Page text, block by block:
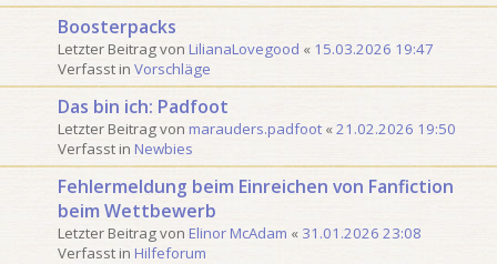
Boosterpacks
Letzter Beitrag von LilianaLovegood « 15.03.2026 19:47
Verfasst in Vorschläge
Das bin ich: Padfoot
Letzter Beitrag von marauders.padfoot «21.02.2026 19:50
Verfasst in Newbies
Fehlermeldung beim Einreichen von Fanfiction
beim Wettbewerb
Letzter Beitrag von Elinor McAdam « 31.01.2026 23:08
Verfasst in Hilfeforum